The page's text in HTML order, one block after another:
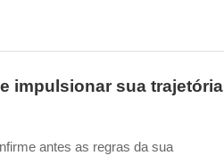
e obter uma nota igual ou
impulsionar sua trajetória
antes as regras da sua